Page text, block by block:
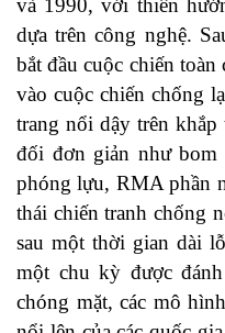
và 1990, với thiên
dựa trên công nghệ.
bắt đầu cuộc chiến
vào cuộc chiến chống
trang nổi dậy trên
đối đơn giản như bom
phóng lựu, RMA phần
thái chiến tranh chống
sau một thời gian dài
một chu kỳ được
chóng mặt, các mô